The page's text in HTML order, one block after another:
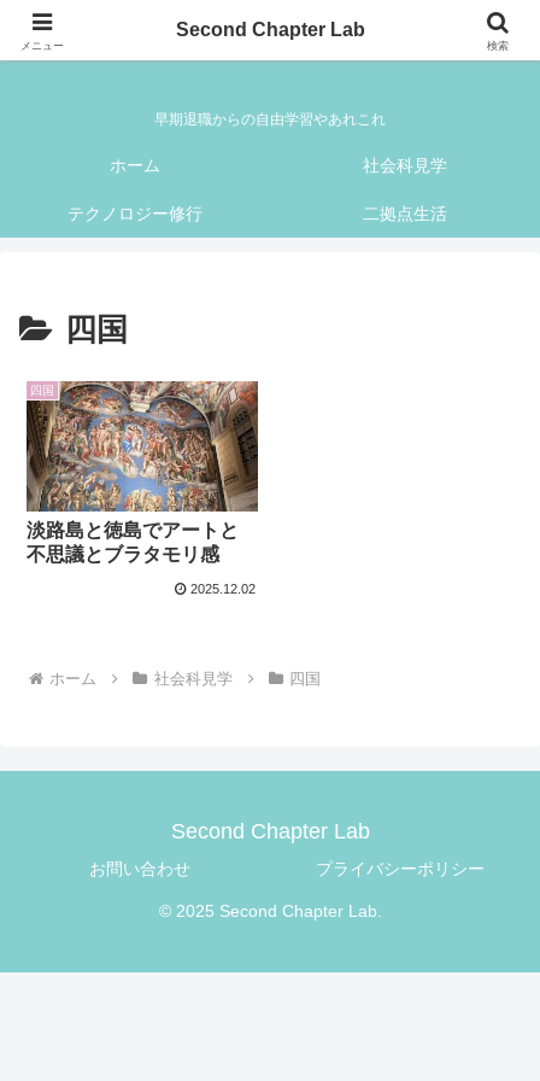
Second Chapter Lab
早期退職からの自由学習やあれこれ
ホーム 社会科見学
テクノロジー修行 二拠点生活
四国
四国
淡路島と徳島でアートと
不思議とブラタモリ感
2025.12.02
ホーム 社会科見学 四国
Second Chapter Lab
お問い合わせ プライバシーポリシー
© 2025 Second Chapter Lab.
メニュー
Second Chapter Lab
検索